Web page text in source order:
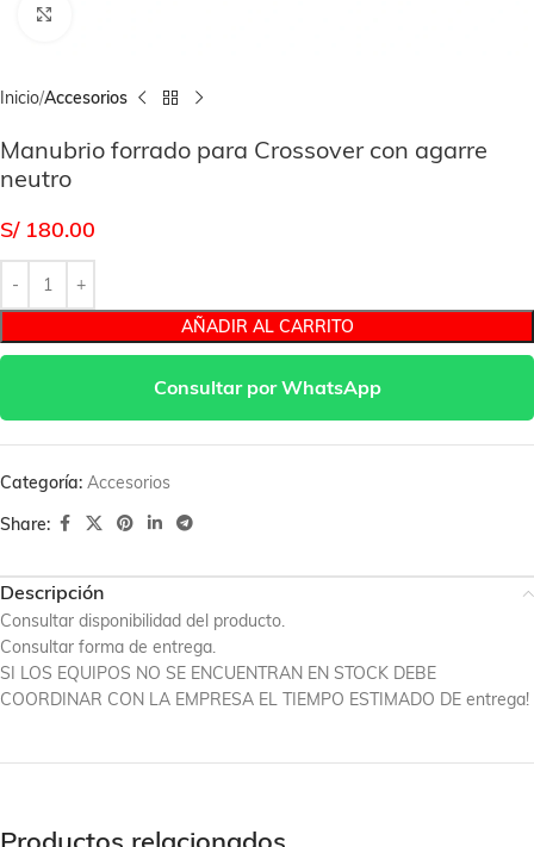
Inicio Accesorios
Manubrio forrado para Crossover con agarre
neutro
S/180.00
AÑADIR AL CARRITO
Consultar por WhatsApp
Categoría: Accesorios
Share:
Descripción
Consultar disponibilidad del producto.
Consultar forma de entrega.
SI LOS EQUIPOS NO SE ENCUENTRAN EN STOCK DEBE
COORDINAR CON LA EMPRESA EL TIEMPO ESTIMADO DE entrega!